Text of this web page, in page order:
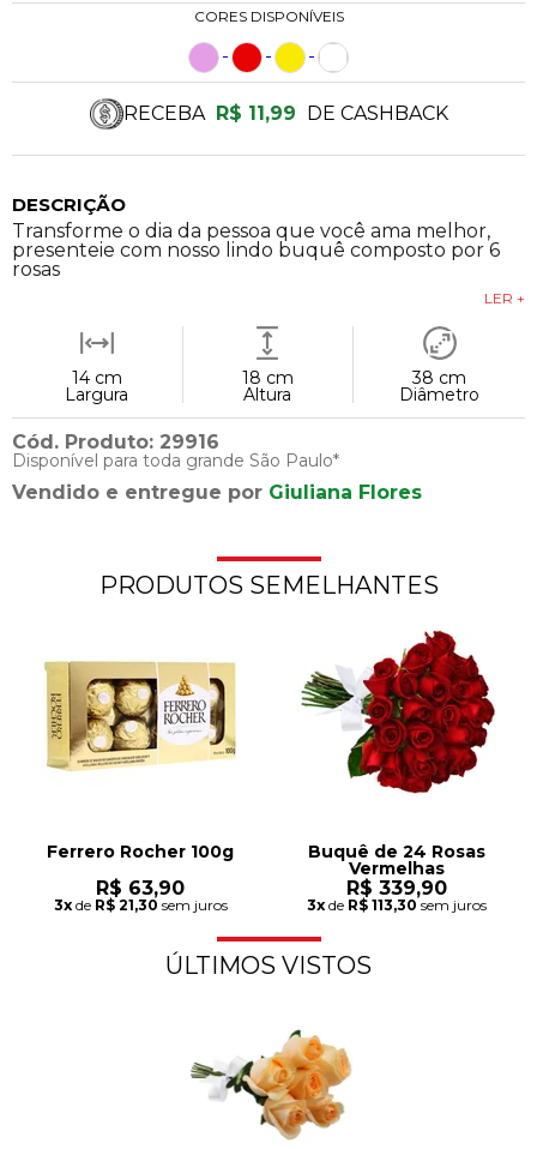
DESCRIÇÃO
Transforme o dia da pessoa que você ama melhor,
presenteie com nosso lindo buquê composto por 6
rosas
LER +
CORES DISPONÍVEIS
14 cm
Largura
18 cm
Altura
38 cm
Diâmetro
Cód. Produto: 29916
Disponível para toda grande São Paulo*
Vendido e entregue por Giuliana Flores
RECEBA R$ 11,99 DE CASHBACK
PRODUTOS SEMELHANTES
Ferrero Rocher 100g
R$ 63,90
3xde R$ 21,30 sem juros
Buquê de 24 Rosas
Vermelhas
R$ 339,90
3x de R$ 113,30sem juros
ÚLTIMOS VISTOS